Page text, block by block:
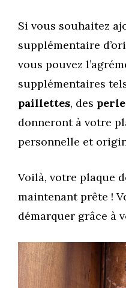
Si vous souhaitez
supplémentaire
vous pouvez
supplémentaires
paillettes, des
donneront à votre
personnelle et
Voilà, votre plaque
maintenant prête !
démarquer grâce à